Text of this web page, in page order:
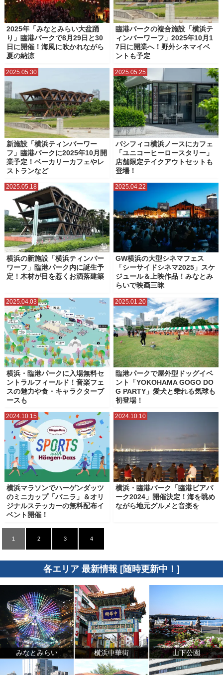
2025年「みなとみらい大盆踊
り」臨港パークで8月29日と30
日に開催！海風に吹かれながら
夏の納涼
臨港パークの複合施設「横浜テ
ィンバーワーフ」2025年10月1
7日に開業へ！野外シネマイベ
ントも予定
2025.05.30
新施設「横浜ティンバーワー
フ」臨港パークに2025年10月開
業予定！ベーカリーカフェやレ
ストランなど
2025.05.25
パシフィコ横浜ノースにカフェ
「ユニコーヒーロースタリー」
店舗限定テイクアウトセットも
登場！
2025.05.18
横浜の新施設「横浜ティンバー
ワーフ」臨港パーク内に誕生予
定！木材が目を惹くお洒落建築
2025.04.22
GW横浜の大型シネマフェス
「シーサイドシネマ2025」スケ
ジュール＆上映作品！みなとみ
らいで映画三昧
2025.04.03
横浜・臨港パークに入場無料セ
ントラルフィールド！音楽フェ
スの魅力や食・キャラクターブ
ースも
2025.01.20
臨港パークで屋外型ドッグイベ
ント「YOKOHAMA GOGO DO
G PARTY」愛犬と乗れる気球も
初登場！
2024.10.15
横浜マラソンでハーゲンダッツ
のミニカップ「バニラ」＆オリ
ジナルステッカーの無料配布イ
ベント開催！
2024.10.10
横浜・臨港パーク「臨港ビアパ
ーク2024」開催決定！海を眺め
ながら地元グルメと音楽を
1 2 3 4
各エリア 最新情報 [随時更新中！]
みなとみらい 横浜中華街 山下公園